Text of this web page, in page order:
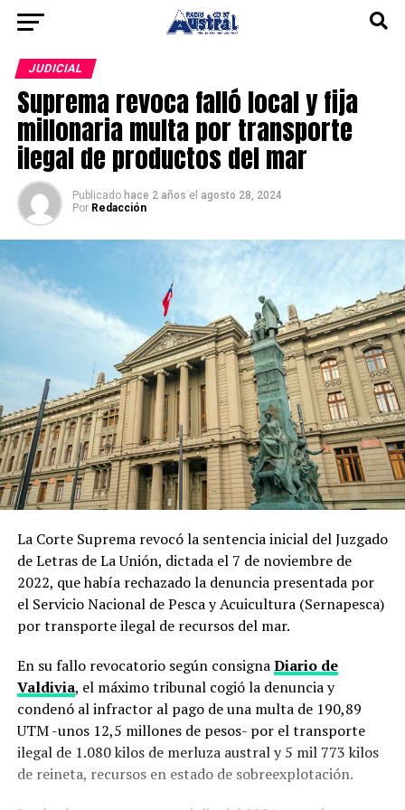
JUDICIAL
Suprema revoca falló local y fija
millonaria multa por transporte
ilegal de productos del mar
Publicado hace 2 años el agosto 28, 2024
Por Redacción
La Corte Suprema revocó la sentencia inicial del Juzgado
de Letras de La Unión, dictada el 7 de noviembre de
2022, que había rechazado la denuncia presentada por
el Servicio Nacional de Pesca y Acuicultura (Sernapesca)
por transporte ilegal de recursos del mar.
En su fallo revocatorio según consignaDiario de
Valdivia, el máximo tribunal cogió la denuncia y
condenó al infractor al pago de una multa de 190,89
UTM -unos 12,5 millones de pesos- por el transporte
ilegal de 1.080 kilos de merluza austral y 5 mil 773 kilos
de reineta, recursos en estado de sobreexplotación.